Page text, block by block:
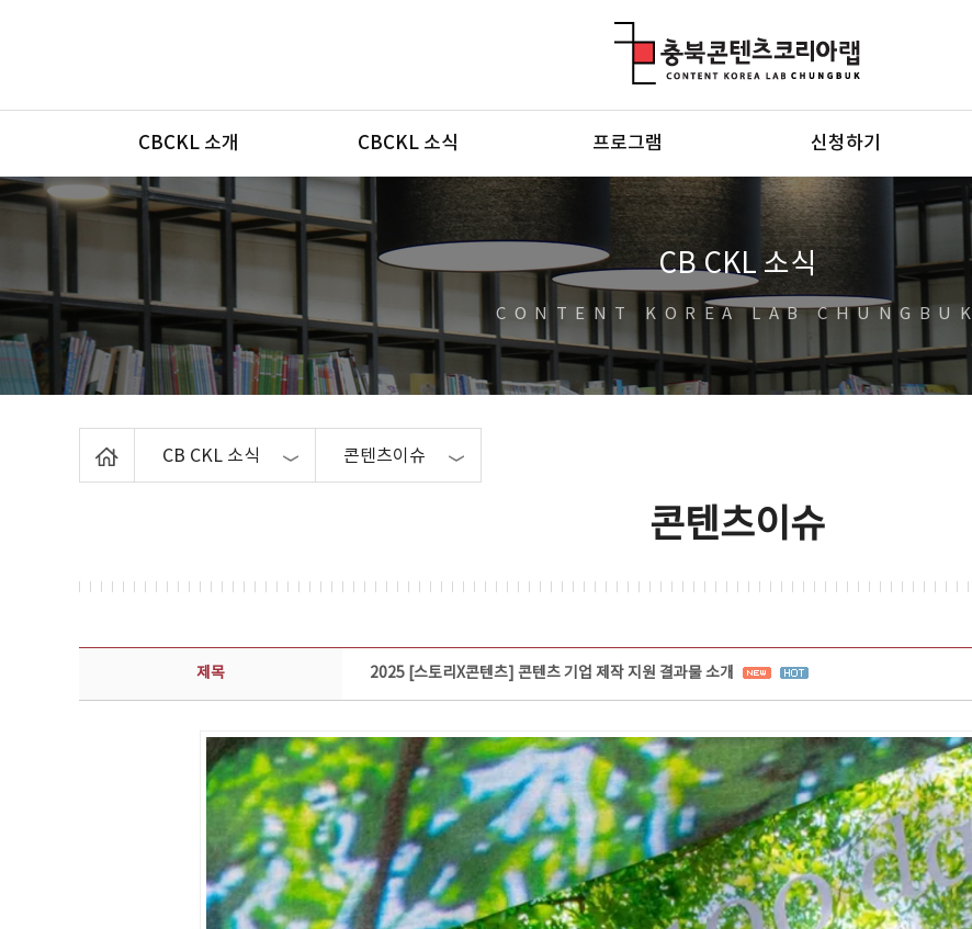
메뉴
CBCKL 소개 CBCKL 소식 프로그램 신청하기
CB CKL 소식
CONTENT KOREA LAB CHUNGBUK
CB CKL 소식 콘텐츠이슈
콘텐츠이슈
콘텐츠이슈 상세보기 - 제목, 담당부서, 담당자, 담당연락처, 내용, 첨부파일 정보 제공
제목 2025 [스토리X콘텐츠] 콘텐츠 기업 제작 지원 결과물 소개